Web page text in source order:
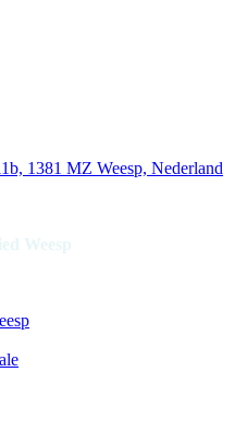
1381 MZ Weesp, Nederland